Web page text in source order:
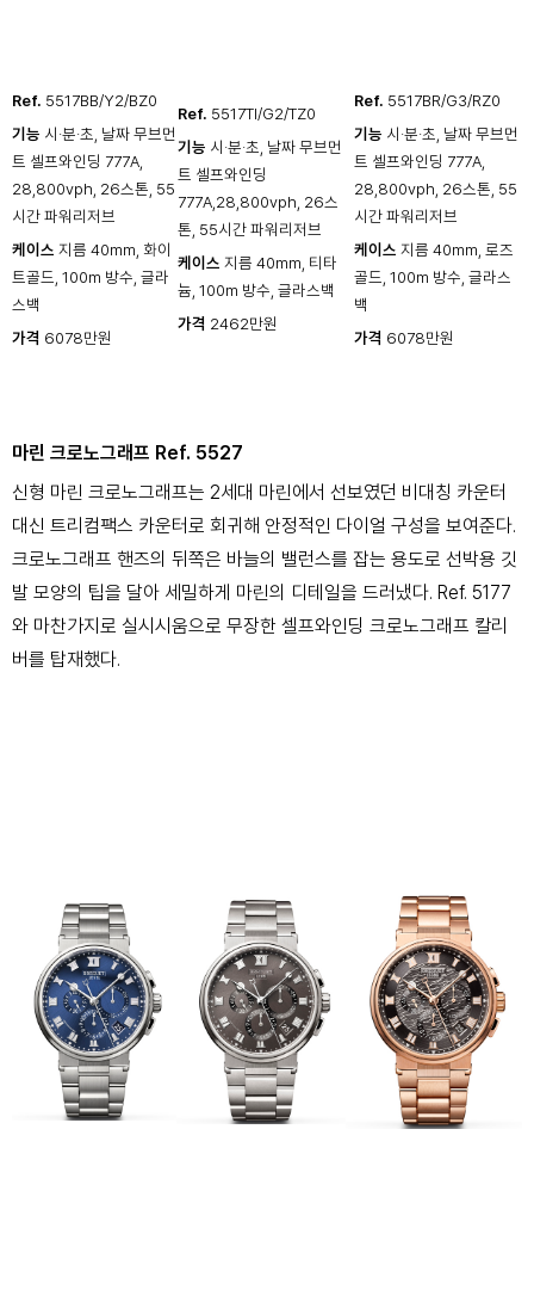
Ref. 5517BB/Y2/BZ0
기능 시·분·초, 날짜 무브먼
트 셀프와인딩 777A,
28,800vph, 26스톤, 55
시간 파워리저브
케이스 지름 40mm, 화이
트골드, 100m 방수, 글라
스백
가격 6078만원
Ref. 5517TI/G2/TZ0
기능 시·분·초, 날짜 무브먼
트 셀프와인딩
777A,28,800vph, 26스
톤, 55시간 파워리저브
케이스 지름 40mm, 티타
늄, 100m 방수, 글라스백
가격 2462만원
Ref. 5517BR/G3/RZ0
기능 시·분·초, 날짜 무브먼
트 셀프와인딩 777A,
28,800vph, 26스톤, 55
시간 파워리저브
케이스 지름 40mm, 로즈
골드, 100m 방수, 글라스
백
가격 6078만원
마린 크로노그래프 Ref. 5527
신형 마린 크로노그래프는 2세대 마린에서 선보였던 비대칭 카운터
대신 트리컴팩스 카운터로 회귀해 안정적인 다이얼 구성을 보여준다.
크로노그래프 핸즈의 뒤쪽은 바늘의 밸런스를 잡는 용도로 선박용 깃
발 모양의 팁을 달아 세밀하게 마린의 디테일을 드러냈다. Ref. 5177
와 마찬가지로 실시시움으로 무장한 셀프와인딩 크로노그래프 칼리
버를 탑재했다.